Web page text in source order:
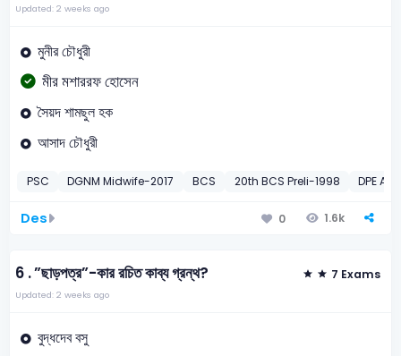
Updated: 2 weeks ago
মুনীর চৌধুরী
মীর মশাররফ হোসেন
সৈয়দ শামছুল হক
আসাদ চৌধুরী
PSC DGNM Midwife-2017 BCS 20th BCS Preli-1998 DPE
Des 0 1.6k
6 .”ছাড়পত্র”-কার রচিত কাব্য গ্রন্থ? 7 Exams
Updated: 2 weeks ago
বুদ্ধদেব বসু